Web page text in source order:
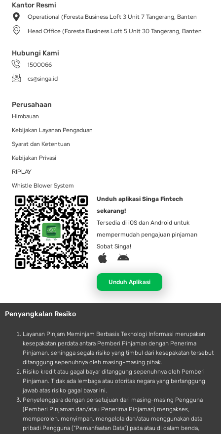
a
g
r
a
m
b
o
-
t
r
i
Kantor Resmi
Operational (Foresta Business Loft 3 Unit 7 Tangerang, Banten
Head Office (Foresta Business Loft 5 Unit 30 Tangerang, Banten
Hubungi Kami
1500066
cs@singa.id
Perusahaan
Himbauan
Kebijakan Layanan Pengaduan
Syarat dan Ketentuan
Kebijakan Privasi
RIPLAY
Whistle Blower System
Unduh aplikasi Singa Fintech
sekarang!
Tersedia di iOS dan Android untuk
mempermudah pengajuan pinjaman
Sobat Singa!
A
p
l
e
A
d
r
o
d
Unduh Aplikasi
Penyangkalan Resiko
Layanan Pinjam Meminjam Berbasis Teknologi Informasi merupakan
kesepakatan perdata antara Pemberi Pinjaman dengan Penerima
Pinjaman, sehingga segala risiko yang timbul dari kesepakatan tersebut
ditanggung sepenuhnya oleh masing-masing pihak.
Risiko kredit atau gagal bayar ditanggung sepenuhnya oleh Pemberi
Pinjaman. Tidak ada lembaga atau otoritas negara yang bertanggung
jawab atas risiko gagal bayar ini.
Penyelenggara dengan persetujuan dari masing-masing Pengguna
(Pemberi Pinjaman dan/atau Penerima Pinjaman) mengakses,
memperoleh, menyimpan, mengelola dan/atau menggunakan data
pribadi Pengguna (“Pemanfaatan Data”) pada atau di dalam benda,